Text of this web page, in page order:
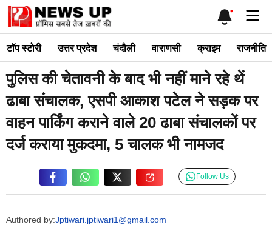
Skip
content
टाॅप स्टोरी उत्तर प्रदेश चंदौली वाराणसी क्राइम राजनीति
पुलिस की चेतावनी के बाद भी नहीं माने रहे थें
ढाबा संचालक, एसपी आकाश पटेल ने सड़क पर
वाहन पार्किंग कराने वाले 20 ढाबा संचालकों पर
दर्ज कराया मुकदमा, 5 चालक भी नामजद
Authored by:Jptiwari.jptiwari1@gmail.com
Follow Us